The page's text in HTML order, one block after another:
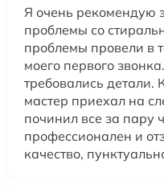
Я очень рекомендую
проблемы со
проблемы провели в
моего первого
требовались детали.
мастер приехал на
починил все за пару
профессионален и
качество,